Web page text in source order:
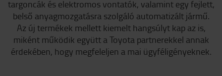
targoncák és elektromos vontatók, valamint egy fejlett,
belső anyagmozgatásra szolgáló automatizált jármű.
Az új termékek mellett kiemelt hangsúlyt kap az is,
miként működik együtt a Toyota partnerekkel annak
érdekében, hogy megfeleljen a mai ügyféligényeknek.